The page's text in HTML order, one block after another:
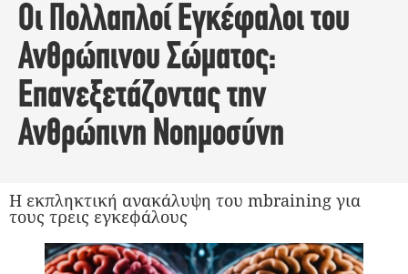
Οι Πολλαπλοί Εγκέφαλοι του
Ανθρώπινου Σώματος:
Επανεξετάζοντας την
Ανθρώπινη Νοημοσύνη
Η εκπληκτική ανακάλυψη του mbraining για
τους τρεις εγκεφάλους